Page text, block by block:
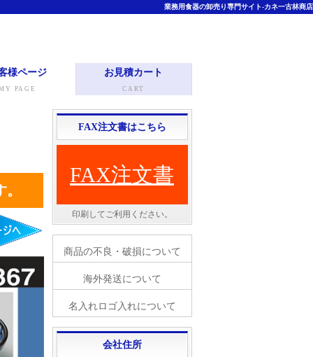
業務用食器の卸売り専門サイト-カネ一古林商店
様ページ
PAGE
お見積カート
CART
FAX注文書はこちら
FAX注文書
印刷してご利用ください。
商品の不良・破損について
海外発送について
名入れロゴ入れについて
会社住所